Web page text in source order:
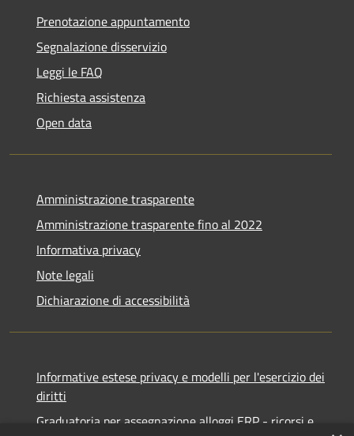
Prenotazione appuntamento
Segnalazione disservizio
Leggi le FAQ
Richiesta assistenza
Open data
Amministrazione trasparente
Amministrazione trasparente fino al 2022
Informativa privacy
Note legali
Dichiarazione di accessibilità
Informative estese privacy e modelli per l'esercizio dei
diritti
Graduatoria per assegnazione alloggi ERP - ricorsi e